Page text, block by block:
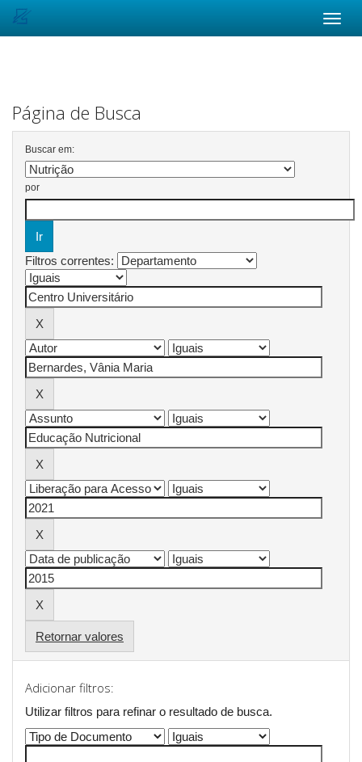
Página de Busca
Buscar em:
por
Filtros correntes:
Retornar valores
Adicionar filtros:
Utilizar filtros para refinar o resultado de busca.